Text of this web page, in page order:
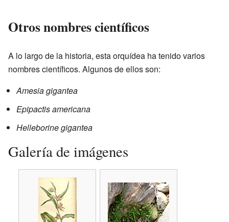
Otros nombres científicos
A lo largo de la historia, esta orquídea ha tenido varios
nombres científicos. Algunos de ellos son:
Amesia gigantea
Epipactis americana
Helleborine gigantea
Galería de imágenes